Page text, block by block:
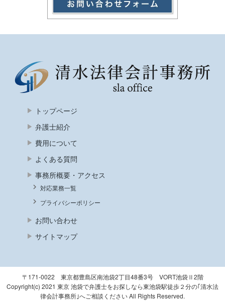
トップページ
弁護士紹介
費用について
よくある質問
事務所概要・アクセス
対応業務一覧
プライバシーポリシー
お問い合わせ
サイトマップ
〒171-0022 東京都豊島区南池袋2丁目48番3号 VORT池袋Ⅱ2階
Copyright(c) 2021 東京 池袋で弁護士をお探しなら東池袋駅徒歩２分の｢清水法
律会計事務所｣へご相談ください All Rights Reserved.